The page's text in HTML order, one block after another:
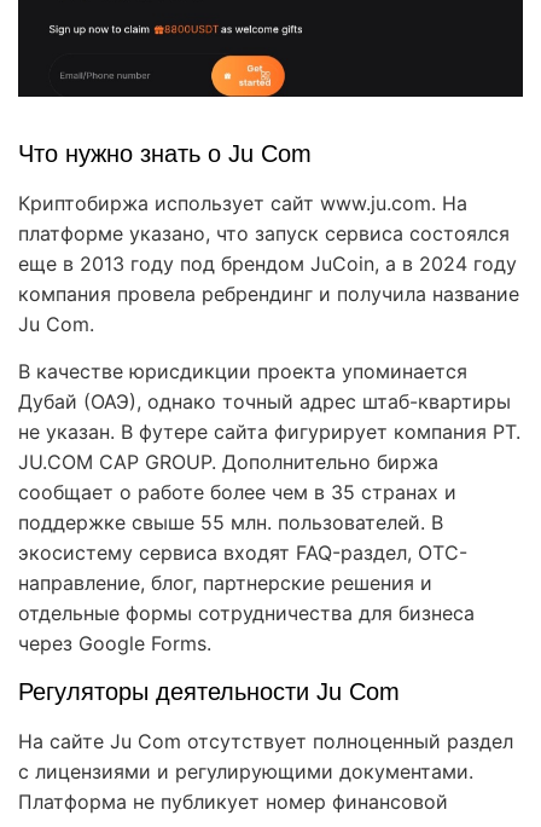
Что нужно знать о Ju Com
Криптобиржа использует сайт www.ju.com. На
платформе указано, что запуск сервиса состоялся
еще в 2013 году под брендом JuCoin, а в 2024 году
компания провела ребрендинг и получила название
Ju Com.
В качестве юрисдикции проекта упоминается
Дубай (ОАЭ), однако точный адрес штаб-квартиры
не указан. В футере сайта фигурирует компания PT.
JU.COM CAP GROUP. Дополнительно биржа
сообщает о работе более чем в 35 странах и
поддержке свыше 55 млн. пользователей. В
экосистему сервиса входят FAQ-раздел, OTC-
направление, блог, партнерские решения и
отдельные формы сотрудничества для бизнеса
через Google Forms.
Регуляторы деятельности Ju Com
На сайте Ju Com отсутствует полноценный раздел
с лицензиями и регулирующими документами.
Платформа не публикует номер финансовой